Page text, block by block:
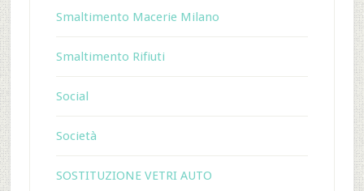
Smaltimento Macerie Milano
Smaltimento Rifiuti
Social
Società
SOSTITUZIONE VETRI AUTO